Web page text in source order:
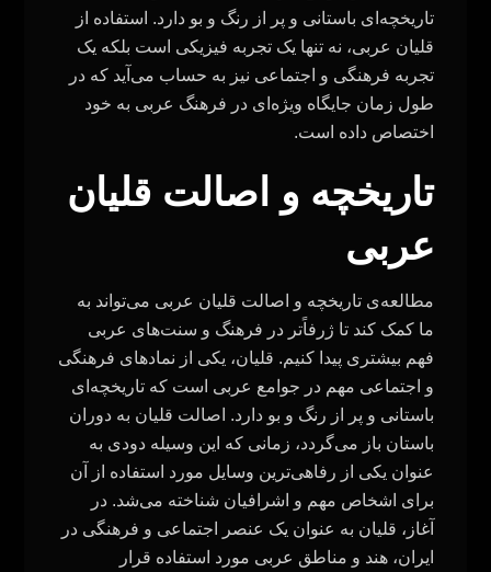
تاریخچه‌ای باستانی و پر از رنگ و بو دارد. استفاده از
قلیان عربی، نه تنها یک تجربه فیزیکی است بلکه یک
تجربه فرهنگی و اجتماعی نیز به حساب می‌آید که در
طول زمان جایگاه ویژه‌ای در فرهنگ عربی به خود
اختصاص داده است.
تاریخچه و اصالت قلیان
عربی
مطالعه‌ی تاریخچه و اصالت قلیان عربی می‌تواند به
ما کمک کند تا ژرفاً‌تر در فرهنگ و سنت‌های عربی
فهم بیشتری پیدا کنیم. قلیان، یکی از نمادهای فرهنگی
و اجتماعی مهم در جوامع عربی است که تاریخچه‌ای
باستانی و پر از رنگ و بو دارد. اصالت قلیان به دوران
باستان باز می‌گردد، زمانی که این وسیله دودی به
عنوان یکی از رفاهی‌ترین وسایل مورد استفاده از آن
برای اشخاص مهم و اشرافیان شناخته می‌شد. در
آغاز، قلیان به عنوان یک عنصر اجتماعی و فرهنگی در
ایران، هند و مناطق عربی مورد استفاده قرار